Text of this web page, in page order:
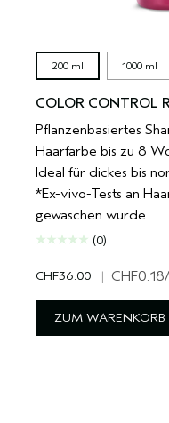
200 ml 1000 ml
COLOR CONTROL
Pflanzenbasiertes
Haarfarbe bis zu 8
Ideal für dickes bis
*Ex-vivo-Tests an
gewaschen wurde.
(0)
CHF36.00 | CHF0.18
ZUM WARENKORB